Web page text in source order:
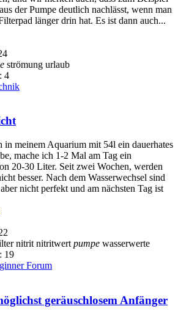
der Pumpe deutlich nachlässt, wenn man
länger drin hat. Es ist dann auch...
strömung urlaub
4
in meinem Aquarium mit 54l ein dauerhates
mache ich 1-2 Mal am Tag ein
20-30 Liter. Seit zwei Wochen, werden
besser. Nach dem Wasserwechsel sind
nicht perfekt und am nächsten Tag ist
nitrit nitritwert pumpe wasserwerte
19
Forum
geräuschlosem Anfänger